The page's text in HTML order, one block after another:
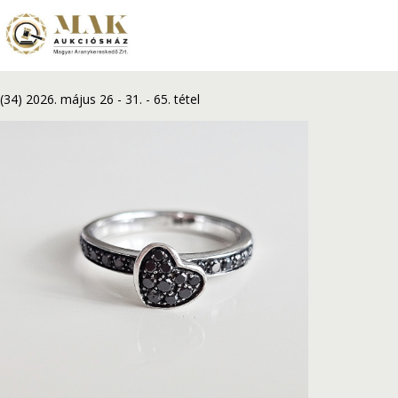
Vissza
Fehérarany gyűrű 18K 3,8 g,
(34) 2026. május 26 - 31. - 65. tétel